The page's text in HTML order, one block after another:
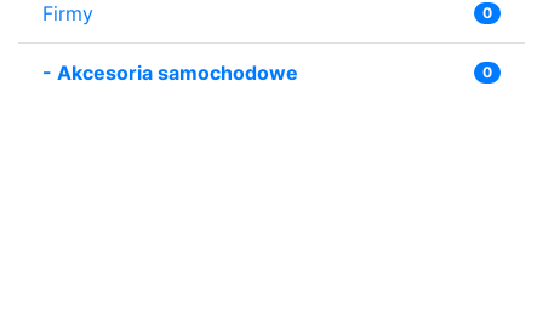
Firmy 0
- Akcesoria samochodowe 0